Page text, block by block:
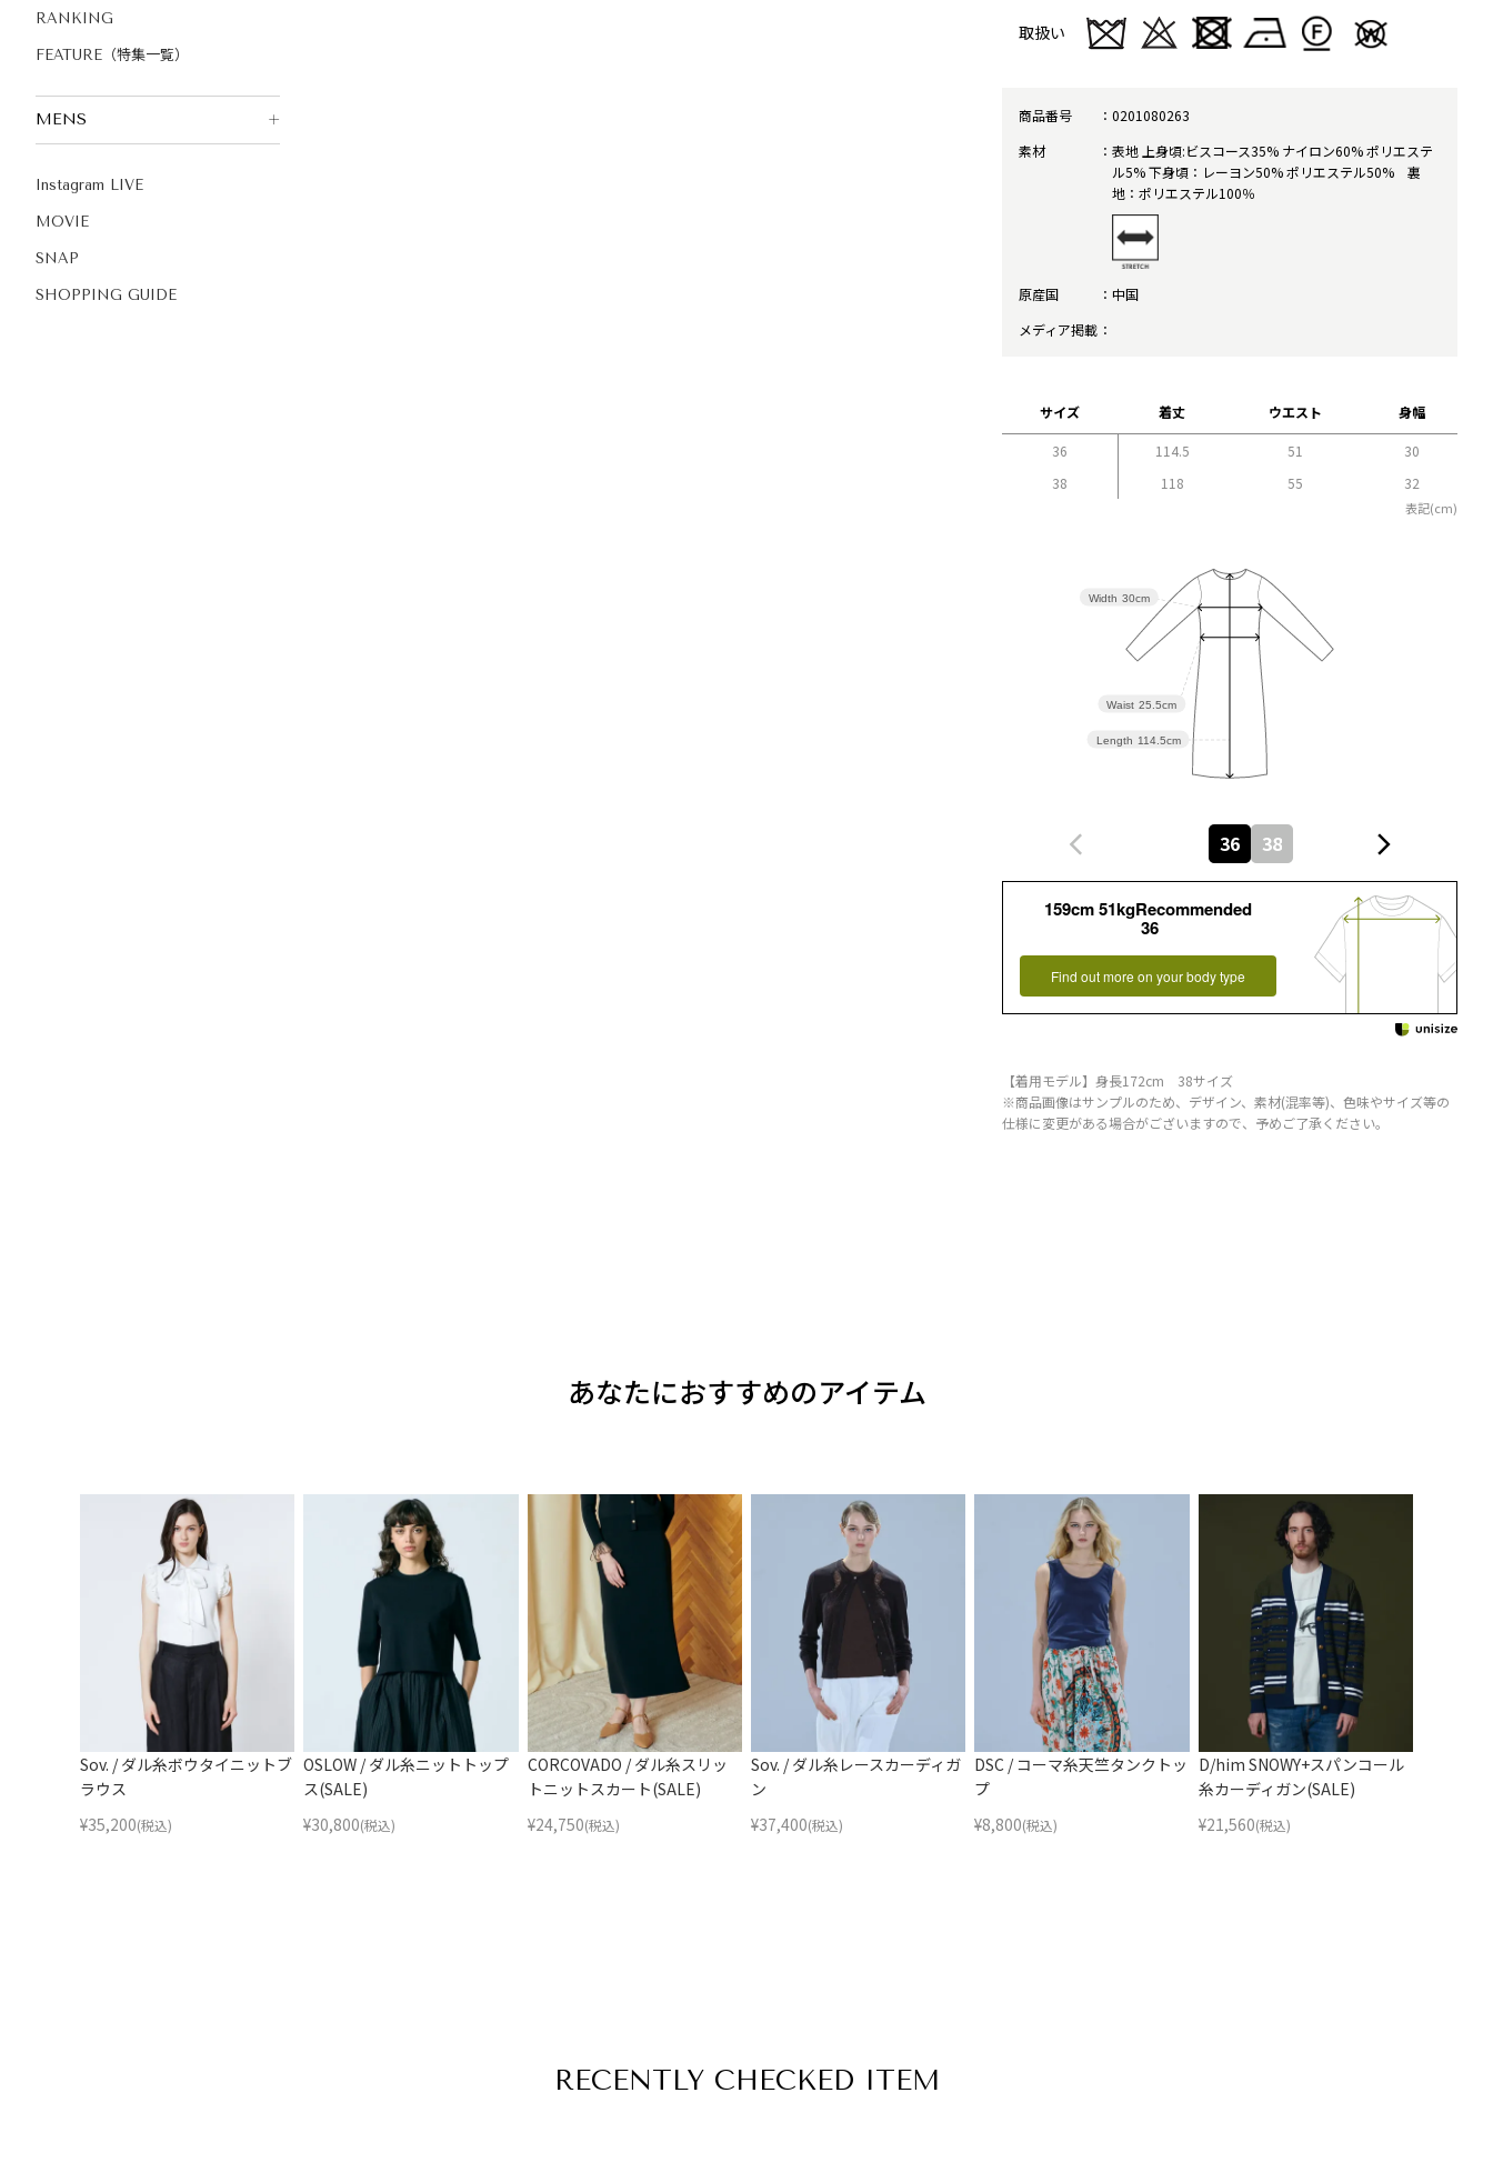
RANKING
FEATURE（特集一覧）
MENS
Instagram LIVE
MOVIE
SNAP
SHOPPING GUIDE
取扱い
商品番号
0201080263
素材
表地 上身頃:ビスコース35% ナイロン60% ポリエステ
ル5% 下身頃：レーヨン50% ポリエステル50% 裏
地：ポリエステル100％
原産国
中国
メディア掲載
サイズ 着丈 ウエスト 身幅
36 114.5 51
30
38
118 55 32
表記(cm)
Length 114.5cm
Waist 25.5cm
Width 30cm
36 38
159cm 51kgRecommended
36
Find out more on your body type
【着用モデル】身長172cm 38サイズ
※商品画像はサンプルのため、デザイン、素材(混率等)、色味やサイズ等の
仕様に変更がある場合がございますので、予めご了承ください。
あなたにおすすめのアイテム
Sov. / ダル糸ボウタイニットブ
ラウス
¥35,200(税込)
OSLOW / ダル糸ニットトップ
ス(SALE)
¥30,800(税込)
CORCOVADO / ダル糸スリッ
トニットスカート(SALE)
¥24,750(税込)
Sov. / ダル糸レースカーディガ
ン
¥37,400(税込)
DSC / コーマ糸天竺タンクトッ
プ
¥8,800(税込)
D/him SNOWY+スパンコール
糸カーディガン(SALE)
¥21,560(税込)
RECENTLY CHECKED ITEM